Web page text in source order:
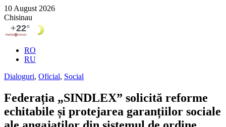
10 August 2026
Chisinau
RO
RU
Dialoguri, Oficial, Social
Federația „SINDLEX” solicită reforme
echitabile și protejarea garanțiilor sociale